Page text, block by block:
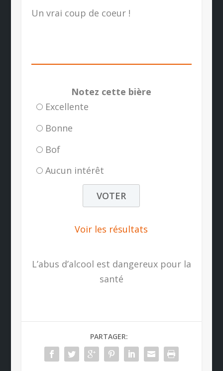
Un vrai coup de coeur !
Notez cette bière
Excellente
Bonne
Bof
Aucun intérêt
Voir les résultats
L’abus d’alcool est dangereux pour la
santé
PARTAGER: